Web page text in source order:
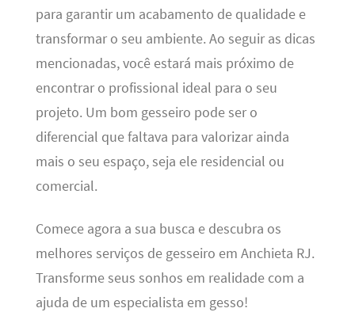
para garantir um acabamento de qualidade e
transformar o seu ambiente. Ao seguir as dicas
mencionadas, você estará mais próximo de
encontrar o profissional ideal para o seu
projeto. Um bom gesseiro pode ser o
diferencial que faltava para valorizar ainda
mais o seu espaço, seja ele residencial ou
comercial.
Comece agora a sua busca e descubra os
melhores serviços de gesseiro em Anchieta RJ.
Transforme seus sonhos em realidade com a
ajuda de um especialista em gesso!